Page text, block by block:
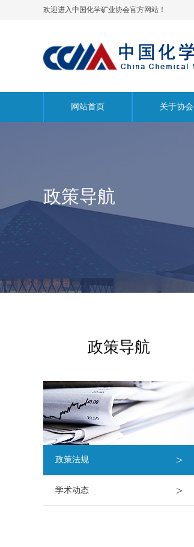
欢迎进入中国化学矿业协会官方网站！
网站首页 关于协会
政策导航
政策导航
政策法规 >
学术动态 >